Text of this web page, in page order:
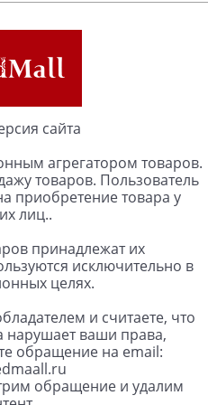
сайта
агрегатором товаров.
товаров. Пользователь
приобретение товара у
лиц..
принадлежат их
исключительно в
целях.
и считаете, что
нарушает ваши права,
обращение на email:
обращение и удалим